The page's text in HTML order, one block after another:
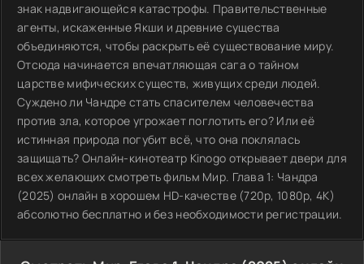
знак надвигающейся катастрофы. Правительственные
агенты, искаженные Якши и древние существа
объединяются, чтобы раскрыть её существование миру.
Отсюда начинается впечатляющая сага о тайном
царстве мифических существ, живущих среди людей.
Суждено ли Чандре стать спасителем человечества
против зла, которое угрожает поглотить его? Или её
истинная природа погубит всё, что она поклялась
защищать? Онлайн-кинотеатр Kinogo открывает двери для
всех желающих смотреть фильм Мир. Глава 1: Чандра
(2025) онлайн в хорошем HD-качестве (720p, 1080p, 4K)
абсолютно бесплатно и без необходимости регистрации.